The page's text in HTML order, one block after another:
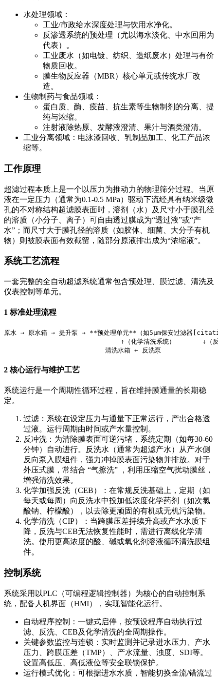
水处理领域：
工业/市政给水深度处理与饮用水净化。
反渗透系统的预处理（尤以海水淡化、中水回用为
代表）。
工业废水（如电镀、纺织、造纸废水）处理与有价
物质回收。
膜生物反应器（MBR）核心单元或传统水厂改
造。
生物制药与食品领域：
蛋白质、酶、疫苗、抗生素等生物制剂的分离、提
纯与浓缩。
注射液除热原、发酵液澄清、果汁与酒类澄清。
工业分离领域：电泳漆回收、乳制品加工、化工产品浓
缩等。
工作原理
超滤过程本质上是一个以压力为推动力的物理筛分过程。当原
液在一定压力（通常为0.1-0.5 MPa）驱动下流经具有纳米级微
孔的不对称结构超滤膜表面时，溶剂（水）及尺寸小于膜孔径
的溶质（小分子、离子）可自由透过膜成为“透过液”或“产
水”；而尺寸大于膜孔径的溶质（如胶体、细菌、大分子有机
物）则被膜表面有效截留，随部分原液排出成为“浓缩液”。
系统工艺流程
一套完整的全自动超滤系统通常包含预处理、膜过滤、清洗及
仪表控制等单元。
1 标准处理流程
原水 → 原水箱 → 提升泵 → **预处理单元**（如5μm保安过滤器
↑（化学清洗系统）       ↓（反洗/气
清洗水箱 ← 反洗泵
2 核心运行与维护工艺
系统运行是一个周期性循环过程，旨在维持膜通量的长期稳
定。
过滤：系统在设定压力与通量下正常运行，产出合格透
过液。运行周期由时间或产水量控制。
反冲洗：为清除膜表面可逆污堵，系统定期（如每30-60
分钟）自动进行。反洗水（通常为超滤产水）从产水侧
反向泵入膜组件，强力冲掉膜表面污染物并排放。对于
外压式膜，常结合 “气擦洗” ，利用压缩空气扰动膜丝，
增强清洗效果。
化学加强反洗（CEB）：在常规反洗基础上，定期（如
每天或每周）向反洗水中投加低浓度化学药剂（如次氯
酸钠、柠檬酸），以去除更顽固的有机或无机污染物。
化学清洗（CIP）：当跨膜压差持续升高或产水水质下
降，反洗与CEB无法恢复性能时，需进行离线化学清
洗。使用更高浓度的酸、碱或氧化剂溶液循环清洗膜组
件。
控制系统
系统采用以PLC（可编程逻辑控制器）为核心的自动控制系
统，配备人机界面（HMI），实现智能化运行。
自动程序控制：一键式启停，按预设程序自动执行过
滤、反洗、CEB及化学清洗的全周期操作。
关键参数监控与连锁：实时监测并记录进水压力、产水
压力、跨膜压差（TMP）、产水流量、浊度、SDI等。
设置高低压、高低液位等安全联锁保护。
运行模式优化：可根据进水水质，智能切换全流/错流过